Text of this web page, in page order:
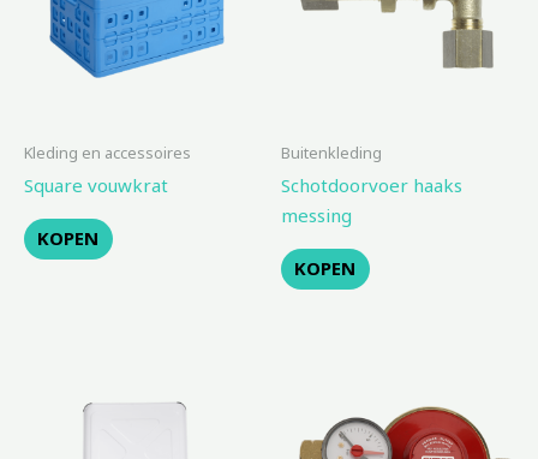
Kleding en accessoires
Square vouwkrat
KOPEN
Buitenkleding
Schotdoorvoer haaks
messing
KOPEN